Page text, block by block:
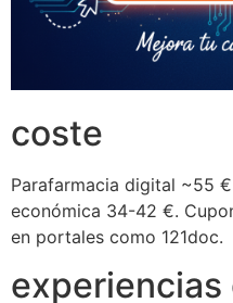
coste
Parafarmacia digital ~55
económica 34-42 €.
en portales como 121doc.
experiencias